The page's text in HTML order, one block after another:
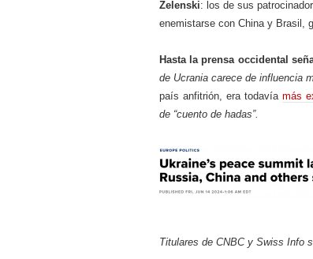
Zelenski: los de sus
enemistarse con China y Brasil,
Hasta la prensa occidental
de Ucrania carece de influencia
país anfitrión, era todavíamás
de “cuento de hadas”.
Titulares de CNBC y Swiss Info